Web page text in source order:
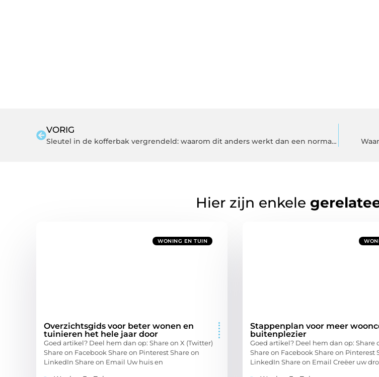
VORIG
Sleutel in de kofferbak vergrendeld: waarom dit anders werkt dan een normale deuropening
Hier zijn enkele
WONING EN TUIN
Overzichtsgids voor beter wonen en
tuinieren het hele jaar door
Goed artikel? Deel hem dan op: Share on X (Twitter)
Share on Facebook Share on Pinterest Share on
LinkedIn Share on Email Uw huis en
Stappenplan voor meer
buitenplezier
Goed artikel? Deel hem dan op: Share
Share on Facebook Share on Pinterest
LinkedIn Share on Email Creëer uw